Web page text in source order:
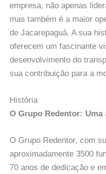
empresa, não apenas
mas também é a maior
de Jacarepaguá. A sua
oferecem um fascinante
desenvolvimento do
sua contribuição para a
História
O Grupo Redentor: Uma
O Grupo Redentor, com
aproximadamente 3500
70 anos de dedicação e